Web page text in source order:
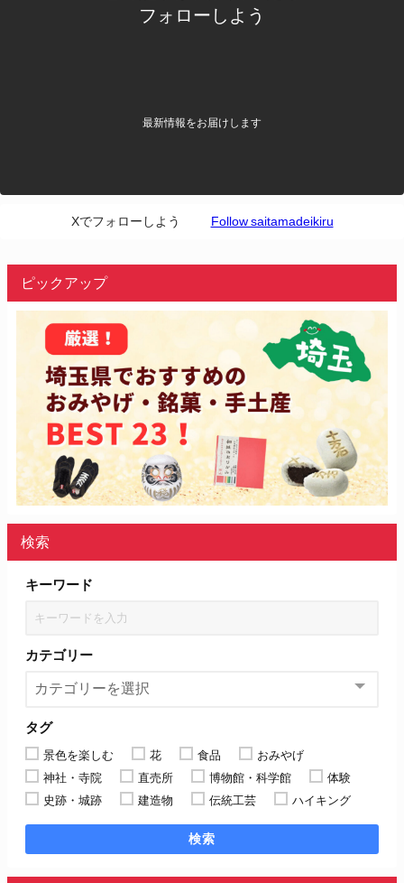
フォローしよう
最新情報をお届けします
Xでフォローしよう Follow saitamadeikiru
ピックアップ
検索
キーワード
カテゴリー
タグ
景色を楽しむ 花 食品
おみやげ
神社・寺院
直売所 博物館・科学館
体験
史跡・城跡
建造物 伝統工芸 ハイキング
検索